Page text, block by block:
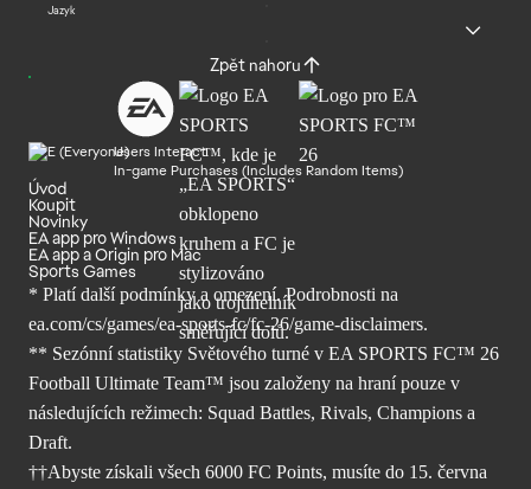
Jazyk
Zpět nahoru
Users Interact
In-game Purchases (Includes Random Items)
Úvod
Koupit
Novinky
EA app pro Windows
EA app a Origin pro Mac
Sports Games
* Platí další podmínky a omezení. Podrobnosti na
ea.com/cs/games/ea-sports-fc/fc-26/game-disclaimers.
** Sezónní statistiky Světového turné v EA SPORTS FC™ 26
Football Ultimate Team™ jsou založeny na hraní pouze v
následujících režimech: Squad Battles, Rivals, Champions a
Draft.
††Abyste získali všech 6000 FC Points, musíte do 15. června